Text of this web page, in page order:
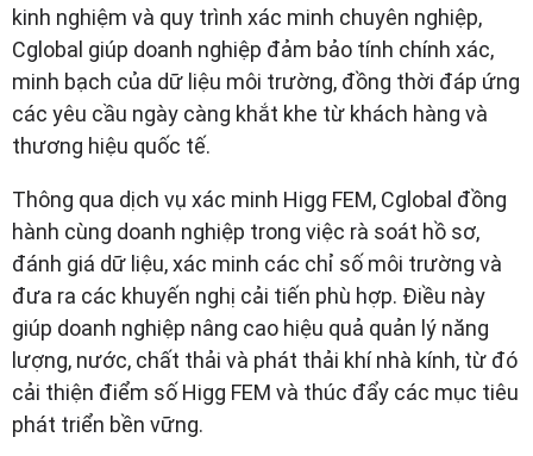
kinh nghiệm và quy trình xác minh chuyên nghiệp,
Cglobal giúp doanh nghiệp đảm bảo tính chính xác,
minh bạch của dữ liệu môi trường, đồng thời đáp ứng
các yêu cầu ngày càng khắt khe từ khách hàng và
thương hiệu quốc tế.
Thông qua dịch vụ xác minh Higg FEM, Cglobal đồng
hành cùng doanh nghiệp trong việc rà soát hồ sơ,
đánh giá dữ liệu, xác minh các chỉ số môi trường và
đưa ra các khuyến nghị cải tiến phù hợp. Điều này
giúp doanh nghiệp nâng cao hiệu quả quản lý năng
lượng, nước, chất thải và phát thải khí nhà kính, từ đó
cải thiện điểm số Higg FEM và thúc đẩy các mục tiêu
phát triển bền vững.